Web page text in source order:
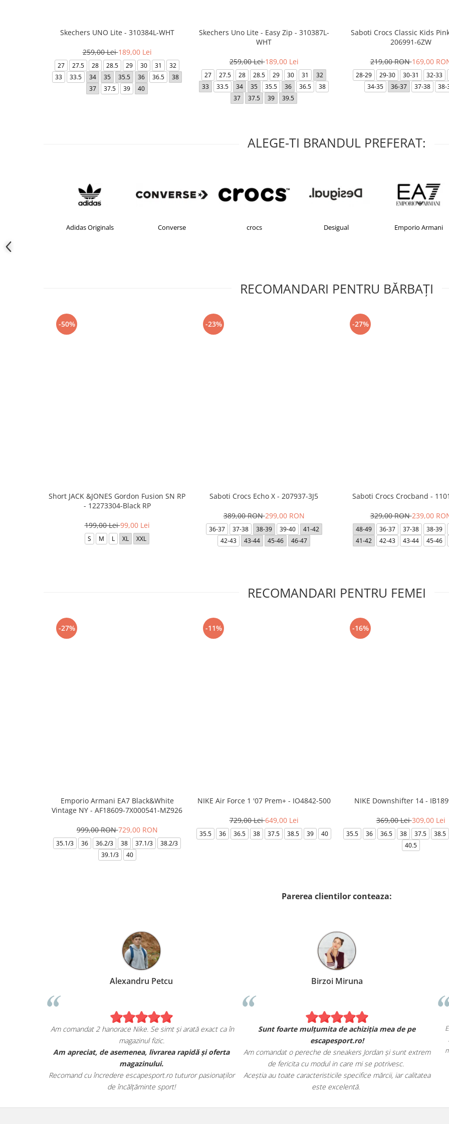
Skechers UNO Lite - 310384L-WHT
259,00 Lei189,00 Lei
27 27.5 28 28.5 29 30 31
32
33
33.5 34 35 35.5 36 36.5
38
37
37.5 39 40
Skechers Uno Lite - Easy Zip - 310387L-
WHT
259,00 Lei189,00 Lei
27 27.5 28 28.5 29 30 31
32
33
33.5 34 35 35.5 36 36.5
38
37
37.5 39 39.5
Saboti Crocs Classic Kids
206991-6ZW
219,00 RON169,00
28-29 29-30 30-31 32-33
34-35
36-37 37-38 38-
ALEGE-TI BRANDUL PREFERAT:
Adidas Originals Converse crocs Desigual Emporio Armani
RECOMANDARI PENTRU BĂRBAŢI
-50%
Short JACK &JONES Gordon Fusion SN RP
- 12273304-Black RP
199,00 Lei99,00 Lei
S M L XL XXL
-23%
Saboti Crocs Echo X - 207937-3J5
389,00 RON299,00 RON
36-37 37-38 38-39 39-40
41-42
42-43
43-44 45-46 46-47
-27%
Saboti Crocs Crocband -
329,00 RON239,00
48-49 36-37 37-38 38-39
41-42
42-43 43-44 45-46
RECOMANDARI PENTRU FEMEI
-27%
Emporio Armani EA7 Black&White
Vintage NY - AF18609-7X000541-MZ926
999,00 RON729,00 RON
35.1/3 36 36.2/3 38 37.1/3
38.2/3
39.1/3
40
-11%
NIKE Air Force 1 '07 Prem+ - IO4842-500
729,00 Lei649,00 Lei
35.5 36 36.5 38 37.5 38.5 39 40
-16%
NIKE Downshifter 14 -
369,00 Lei309,00 Lei
35.5 36 36.5 38 37.5 38.5
40.5
Parerea clientilor conteaza:
Alexandru Petcu
Am comandat 2 hanorace Nike. Se simt și arată exact ca în
magazinul fizic.
Am apreciat, de asemenea, livrarea rapidă și oferta
magazinului.
Recomand cu încredere escapesport.ro tuturor pasionaților
de încălțăminte sport!
Birzoi Miruna
Sunt foarte mulțumita de achiziția mea de pe
escapesport.ro!
Am comandat o pereche de sneakers Jordan și sunt extrem
de fericita cu modul in care mi se potrivesc.
Aceștia au toate caracteristicile specifice mărcii, iar calitatea
este excelentă.